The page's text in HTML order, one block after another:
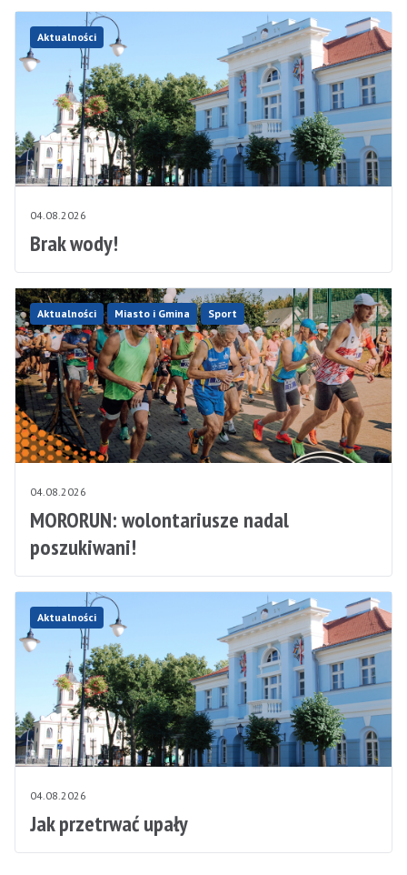
Aktualności
04.08.2026
Brak wody!
Aktualności Miasto i Gmina Sport
04.08.2026
MORORUN: wolontariusze nadal
poszukiwani!
Aktualności
04.08.2026
Jak przetrwać upały